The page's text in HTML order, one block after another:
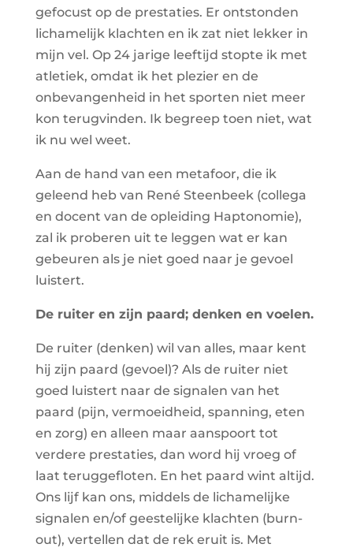
gefocust op de prestaties. Er ontstonden
lichamelijk klachten en ik zat niet lekker in
mijn vel. Op 24 jarige leeftijd stopte ik met
atletiek, omdat ik het plezier en de
onbevangenheid in het sporten niet meer
kon terugvinden. Ik begreep toen niet, wat
ik nu wel weet.
Aan de hand van een metafoor, die ik
geleend heb van René Steenbeek (collega
en docent van de opleiding Haptonomie),
zal ik proberen uit te leggen wat er kan
gebeuren als je niet goed naar je gevoel
luistert.
De ruiter en zijn paard; denken en voelen.
De ruiter (denken) wil van alles, maar kent
hij zijn paard (gevoel)? Als de ruiter niet
goed luistert naar de signalen van het
paard (pijn, vermoeidheid, spanning, eten
en zorg) en alleen maar aanspoort tot
verdere prestaties, dan word hij vroeg of
laat teruggefloten. En het paard wint altijd.
Ons lijf kan ons, middels de lichamelijke
signalen en/of geestelijke klachten (burn-
out), vertellen dat de rek eruit is. Met